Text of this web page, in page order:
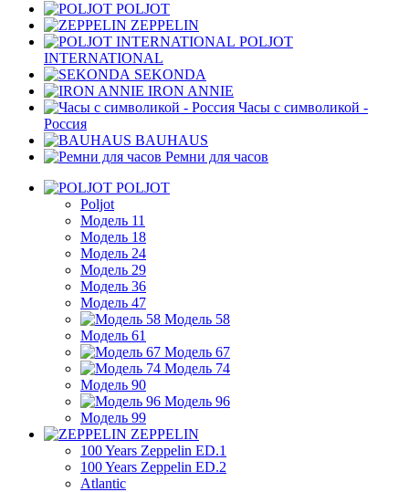
POLJOT
ZEPPELIN
POLJOT
INTERNATIONAL
SEKONDA
IRON ANNIE
Часы с символикой -
Россия
BAUHAUS
Ремни для часов
POLJOT
Poljot
Модель 11
Модель 18
Модель 24
Модель 29
Модель 36
Модель 47
Модель 58
Модель 61
Модель 67
Модель 74
Модель 90
Модель 96
Модель 99
ZEPPELIN
100 Years Zeppelin ED.1
100 Years Zeppelin ED.2
Atlantic